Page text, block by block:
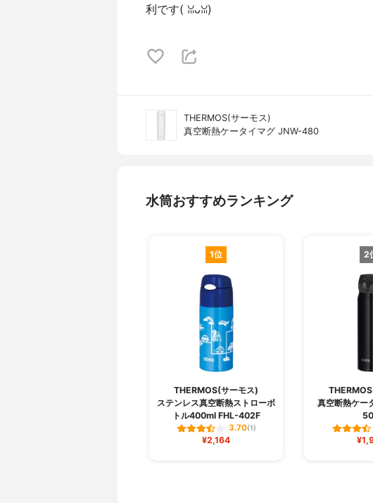
利です( ꈍᴗꈍ)
THERMOS(サーモス)
真空断熱ケータイマグ JNW-480
水筒おすすめランキング
1位
THERMOS(サーモス)
ステンレス真空断熱ストローボ
トル400ml FHL-402F
3.70(1)
¥2,164
2
真空断熱ケー